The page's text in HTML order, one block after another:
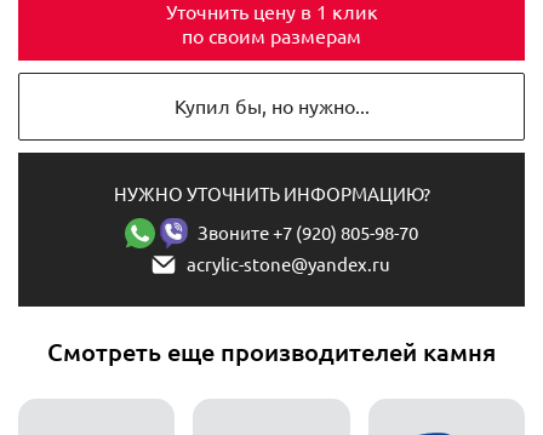
Уточнить цену в 1 клик
по своим размерам
Купил бы, но нужно...
НУЖНО УТОЧНИТЬ ИНФОРМАЦИЮ?
Звоните +7 (920) 805-98-70
acrylic-stone@yandex.ru
Смотреть еще производителей камня